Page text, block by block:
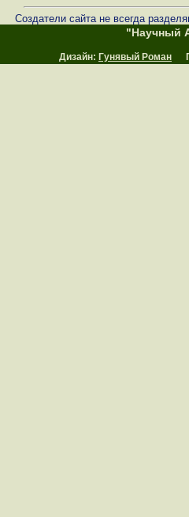
Создатели сайта не всегда
"Научный
Дизайн: Гунявый Роман